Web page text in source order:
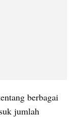
berbagai